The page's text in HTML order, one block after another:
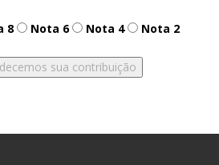
8 Nota 6 Nota 4 Nota 2